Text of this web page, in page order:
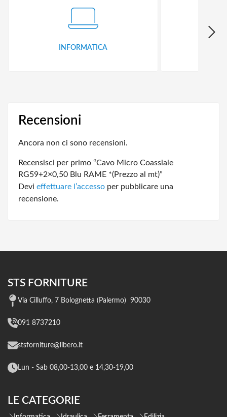
INFORMATICA
Recensioni
Ancora non ci sono recensioni.
Recensisci per primo “Cavo Micro Coassiale
RG59+2×0,50 Blu RAME *(Prezzo al mt)”
Devi effettuare l’accesso per pubblicare una
recensione.
STS FORNITURE
Via Cilluffo, 7 Bolognetta (Palermo) 90030
091 8737210
stsforniture@libero.it
Lun - Sab 08,00-13,00 e 14,30-19,00
LE CATEGORIE